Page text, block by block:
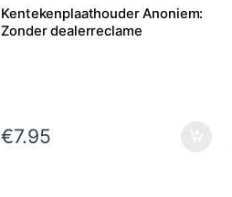
Kentekenplaathouder Anoniem:
Zonder dealerreclame
€7.95